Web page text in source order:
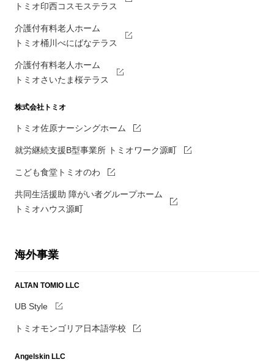
トミオ印西コスモステラス
介護付有料老人ホーム
トミオ桶川べにばなテラス
介護付有料老人ホーム
トミオさいたま桜テラス
株式会社トミオ
トミオ佐原ナーシングホーム
就労継続支援B型事業所 トミオワーク源町
こども食堂トミオのわ
共同生活援助 障がい者グループホーム
トミオハウス源町
海外事業
ALTAN TOMIO LLC
UB Style
トミオモンゴリア日本語学校
Angelskin LLC